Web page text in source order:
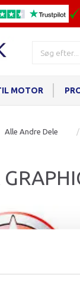
MOTOR
Alle Andre Dele